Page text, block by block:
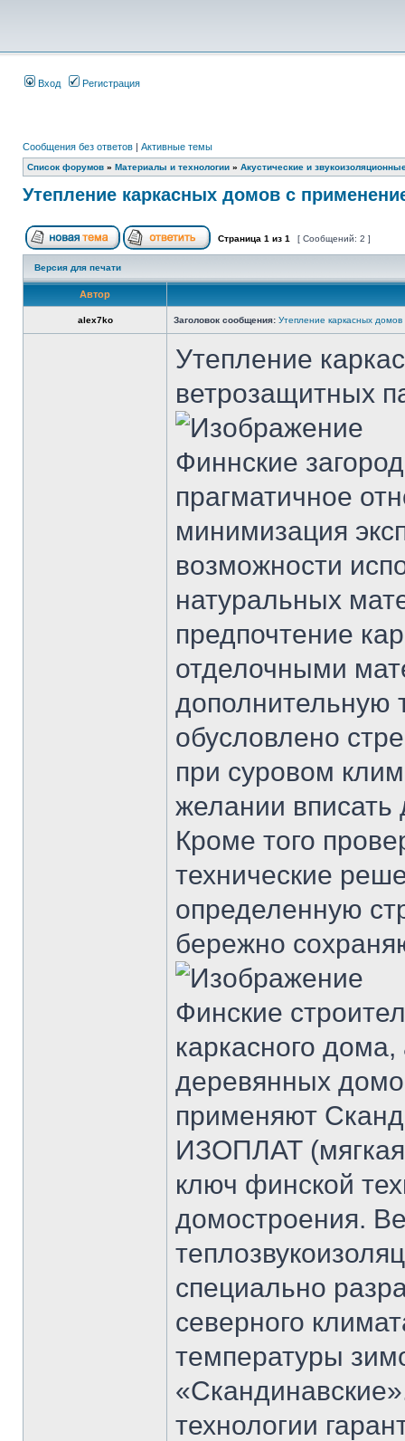
Вход Регистрация
Сообщения без ответов | Активные темы
Список форумов » Материалы и технологии » Акустические и
Утепление каркасных домов с
Страница 1 из 1 [ Сообщений: 2 ]
Версия для печати
Автор
alex7ko Заголовок сообщения: Утепление каркасных
Утепление
ветрозащитных
Финнские
прагматичное
минимизация
возможности
натуральных
предпочтение
отделочными
дополнительную
обусловлено
при суровом
желании
Кроме того
технические
определенную
бережно
Финские
каркасного
деревянных
применяют
ИЗОПЛАТ (мягкая
ключ финской
домостроения.
специально
северного
температуры
технологии